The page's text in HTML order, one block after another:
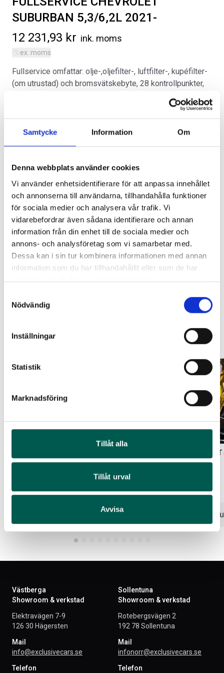
Samtycke Information Om
Denna webbplats använder cookies
Vi använder enhetsidentifierare för att anpassa innehållet
och annonserna till användarna, tillhandahålla funktioner
för sociala medier och analysera vår trafik. Vi
vidarebefordrar även sådana identifierare och annan
information från din enhet till de sociala medier och
annons- och analysföretag som vi samarbetar med.
Dessa kan i sin tur kombinera informationen med annan
information som du har tillhandahållit eller som de har
samlat in när du har använt deras tjänster.
Nödvändig
Inställningar
Statistik
Marknadsföring
Tillåt alla
Tillåt urval
Avvisa
SVARTA RAM EMBLEM I
FRAMDÖRRAR
808kr
Välj alternativ
RAMBOX KIT
RA0146
1 960kr
ORIGINAL GUMMIMATTOR
FRAM OCH BAK CREWCAB I 14-
Artikelnr:DO0161
Lägg i varukorg
RAMBOX RAMSEAL
Artikelnr:RA0365
651kr
Välj alternativ
SUBURBAN 5,3/6,2L 2021-
12 231,93 kr ink. moms
ex. moms
Fullservice omfattar: olje-,oljefilter-, luftfilter-, kupéfilter-
(om utrustad) och bromsvätskebyte, 28 kontrollpunkter,
utvändig tvätt. Obs, tilläggsarbeten kan tillkomma
beroende på miltalen.
Kategorier:
Artikelnr:CV258
Lägg i varukorg
Original artikelnr:P6609025,
12731742,
12616850, 84121217,
Relaterade produkter
5,3/6,2L 2021-
12 232kr
Lägg i varukorg
OLJEBYTE
5,3/6,2L 2021-
4 138kr
Lägg i
Västberga
Showroom & verkstad
Elektravägen 7-9
126 30 Hägersten
Mail
info@exclusivecars.se
Telefon
Sollentuna
Showroom & verkstad
Rotebergsvägen 2
192 78 Sollentuna
Mail
infonorr@exclusivecars.se
Telefon